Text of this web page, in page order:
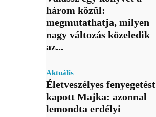
három közül:
megmutathatja, milyen
nagy változás közeledik
az...
Aktuális
Életveszélyes fenyegetést
kapott Majka: azonnal
lemondta erdélyi